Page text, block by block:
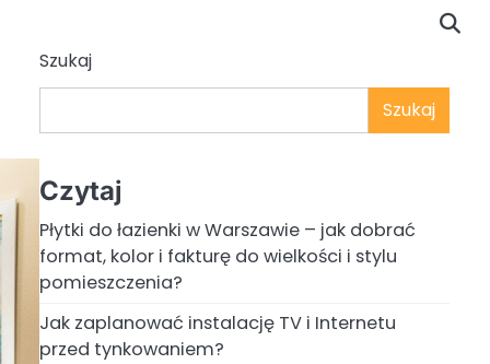
Szukaj
Szukaj
Czytaj
Płytki do łazienki w Warszawie – jak dobrać
format, kolor i fakturę do wielkości i stylu
pomieszczenia?
Jak zaplanować instalację TV i Internetu
przed tynkowaniem?